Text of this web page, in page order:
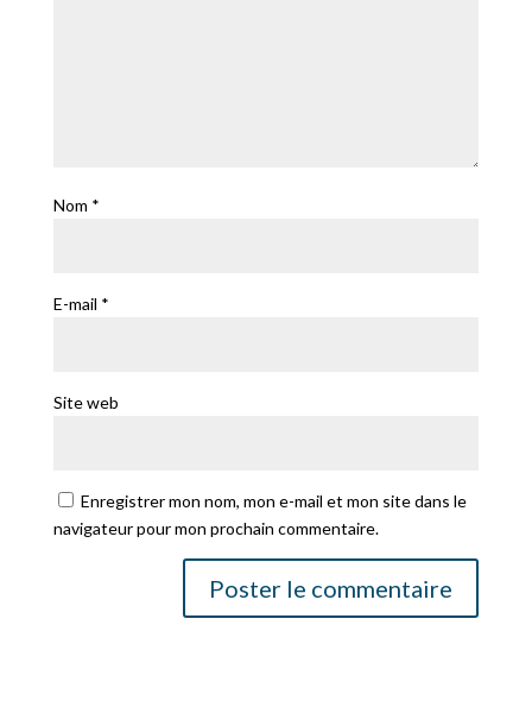
Nom *
E-mail *
Site web
Enregistrer mon nom, mon e-mail et mon site dans le
navigateur pour mon prochain commentaire.